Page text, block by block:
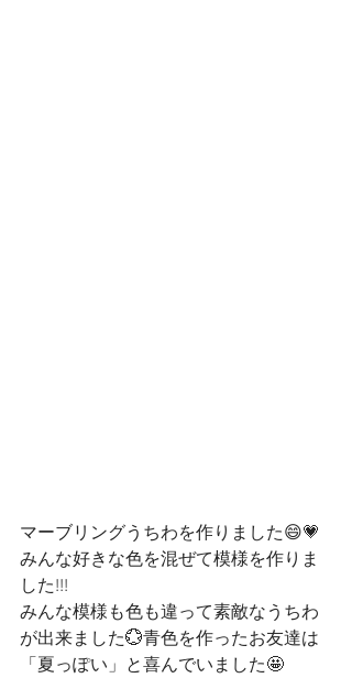
マーブリングうちわを作りました😄💗
みんな好きな色を混ぜて模様を作りま
した!!!
みんな模様も色も違って素敵なうちわ
が出来ました💮青色を作ったお友達は
「夏っぽい」と喜んでいました🤩